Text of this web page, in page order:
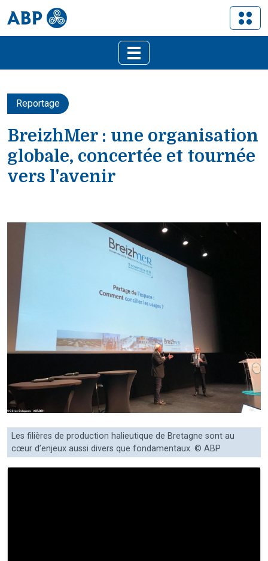
Reportage
BreizhMer : une organisation
globale, concertée et tournée
vers l'avenir
Les filières de production halieutique de Bretagne sont au
cœur d’enjeux aussi divers que fondamentaux. © ABP